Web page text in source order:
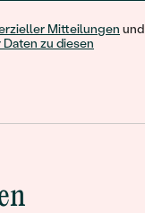
Mitteilungen und
zu diesen